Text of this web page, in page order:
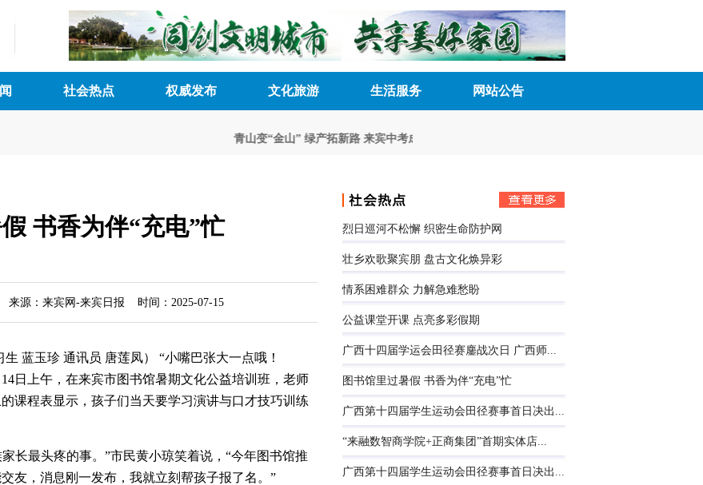
社会热点 权威发布 文化旅游 生活服务 网站公告
青山变“金山” 绿产拓新路 来宾中考成绩7月12日9时起可查
书香为伴“充电”忙
源：来宾网-来宾日报 时间：2025-07-15
蓝玉珍 通讯员 唐莲凤） “小嘴巴张大一点哦！
日上午，在来宾市图书馆暑期文化公益培训班，老师
课程表显示，孩子们当天要学习演讲与口才技巧训练
长最头疼的事。”市民黄小琼笑着说，“今年图书馆推
友，消息刚一发布，我就立刻帮孩子报了名。”
烈日巡河不松懈 织密生命防护网
壮乡欢歌聚宾朋 盘古文化焕异彩
情系困难群众 力解急难愁盼
公益课堂开课 点亮多彩假期
广西十四届学运会田径赛鏖战次日 广西师...
图书馆里过暑假 书香为伴“充电”忙
广西第十四届学生运动会田径赛事首日决出...
“来融数智商学院+正商集团”首期实体店...
广西第十四届学生运动会田径赛事首日决出...